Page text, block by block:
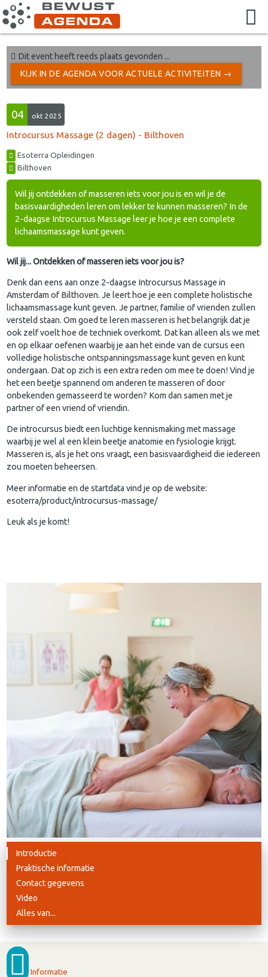
Dit event heeft reeds plaats gevonden ...
KIJK IN DE AGENDA VOOR ACTUELE ACTIVITEITEN →
04 okt 2025
Introcursus Massage (2 dagen) - Bilthoven
Esoterra Opleidingen
Bilthoven
Wil jij ontdekken of masseren iets voor jou is en wil je de
basisvaardigheden leren om lekker te kunnen masseren? In de
2-daagse Introcursus Massage leer je hoe je een complete
lichaamsmassage kunt geven.
Wil jij... Ontdekken of masseren iets voor jou is?
Denk dan eens aan onze 2-daagse Introcursus Massage in
Amsterdam of Bilthoven. Je leert hoe je een complete holistische
lichaamsmassage kunt geven. Je partner, familie of vrienden zullen
versteld staan. Om goed te leren masseren is het belangrijk dat je
ook zelf voelt hoe de techniek overkomt. Dat kan alleen als we met
en op elkaar oefenen waarbij je aan het einde van de cursus een
volledige holistische ontspanningsmassage kunt geven en kunt
ondergaan. Dat op zich is een extra reden om mee te doen! Vind je
het een beetje spannend om anderen te masseren of door
onbekenden gemasseerd te worden? Kom dan samen met je
partner of een vriend of vriendin.
De introcursus biedt een luchtige kennismaking met massage
waarbij je wel al een klein beetje anatomie en fysiologie krijgt.
Masseren is, als je het ons vraagt, een basisvaardigheid die iedereen
zou moeten beheersen.
Meer informatie en de startdata vind je op de website:
esoterra/product/introcursus-massage/
Leuk als je komt!
Introductie
Praktische informatie
Contact gegevens
Video
Alles van...
Informatie